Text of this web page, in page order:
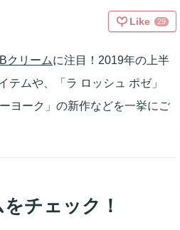
Like 29
クリームに注目！2019年の上半
ムや、「ラ ロッシュ ポゼ」
ヨーク」の新作などを一挙にご
チェック！